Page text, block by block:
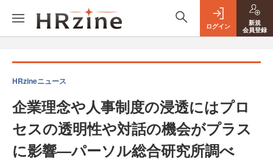
ログイン
新規
会員登録
HRzineニュース
企業理念や人事制度の浸透にはプロ
セスの透明性や対話の機会がプラス
に影響—パーソル総合研究所調べ